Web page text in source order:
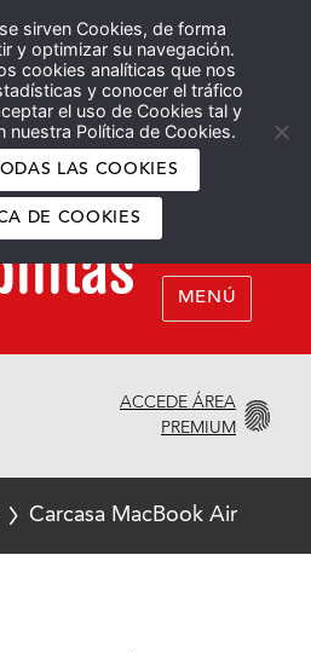
sirven Cookies, de forma
y optimizar su navegación.
cookies analíticas que nos
y conocer el tráfico
el uso de Cookies tal y
nuestra Política de Cookies.
LAS COOKIES
DE COOKIES
Español English
MENÚ
ACCEDE ÁREA
PREMIUM
Carcasa MacBook Air